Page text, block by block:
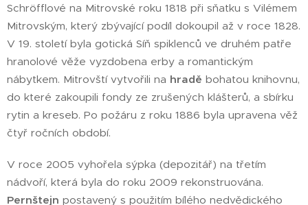
Schröfflové na Mitrovské roku 1818 při sňatku s Vilémem
Mitrovským, který zbývající podíl dokoupil až v roce 1828.
V 19. století byla gotická Síň spiklenců ve druhém patře
hranolové věže vyzdobena erby a romantickým
nábytkem. Mitrovští vytvořili na hradě bohatou knihovnu,
do které zakoupili fondy ze zrušených klášterů, a sbírku
rytin a kreseb. Po požáru z roku 1886 byla upravena věž
čtyř ročních období.
V roce 2005 vyhořela sýpka (depozitář) na třetím
nádvoří, která byla do roku 2009 rekonstruována.
Pernštejn postavený s použitím bílého nedvědického